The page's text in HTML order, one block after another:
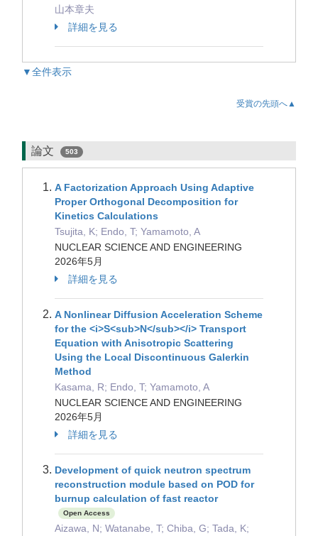
山本章夫
詳細を見る
▼全件表示
受賞の先頭へ▲
論文 503
A Factorization Approach Using Adaptive
Proper Orthogonal Decomposition for
Kinetics Calculations
Tsujita, K; Endo, T; Yamamoto, A
NUCLEAR SCIENCE AND ENGINEERING
2026年5月
詳細を見る
A Nonlinear Diffusion Acceleration Scheme
for the <i>S<sub>N</sub></i> Transport
Equation with Anisotropic Scattering
Using the Local Discontinuous Galerkin
Method
Kasama, R; Endo, T; Yamamoto, A
NUCLEAR SCIENCE AND ENGINEERING
2026年5月
詳細を見る
Development of quick neutron spectrum
reconstruction module based on POD for
burnup calculation of fast reactor
Open Access
Aizawa, N; Watanabe, T; Chiba, G; Tada, K;